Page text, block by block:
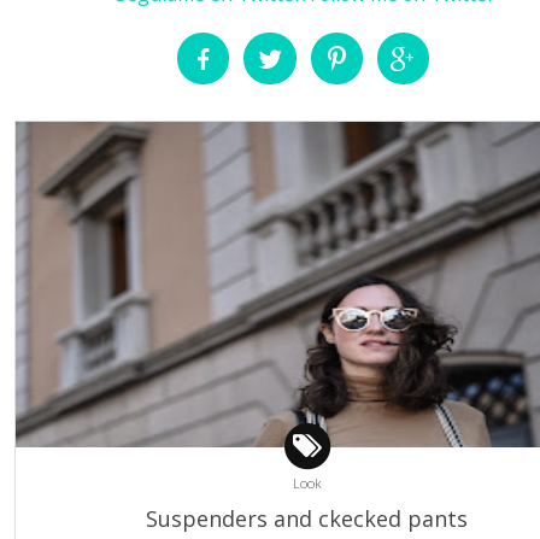
Look
Suspenders and ckecked pants